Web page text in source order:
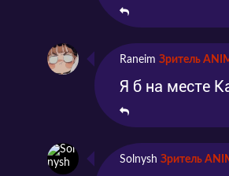
Raneim Зритель
Я б на месте
Solnysh Зритель